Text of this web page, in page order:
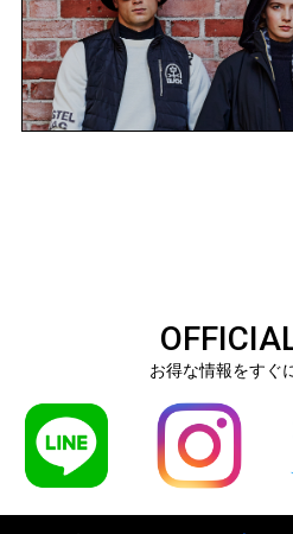
お得な情報をすぐ